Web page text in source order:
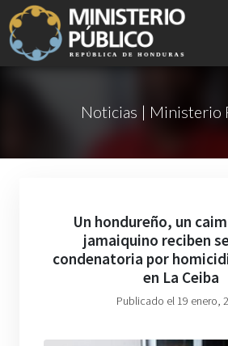
Noticias | Ministerio
Un hondureño, un
jamaiquino reciben
condenatoria por
en La Ceiba
Publicado el 19 enero,